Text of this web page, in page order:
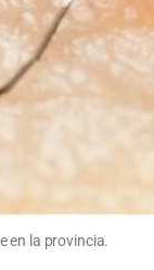
en la provincia.